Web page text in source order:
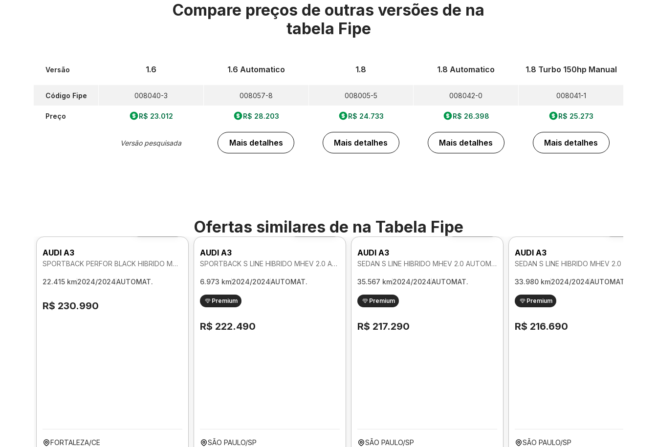
Compare preços de outras versões de na
tabela Fipe
Versão
Código Fipe
Preço
1.6
008040-3
R$ 23.012
Versão pesquisada
1.6 Automatico
008057-8
R$ 28.203
Mais detalhes
1.8
008005-5
R$ 24.733
Mais detalhes
1.8 Automatico
008042-0
R$ 26.398
Mais detalhes
1.8 Turbo 150hp Manual
008041-1
R$ 25.273
Mais detalhes
Ofertas similares de na Tabela Fipe
AUDI A3
SPORTBACK PERFOR BLACK HIBRIDO MHEV 2.0 AUTOMATICO
22.415 km2024/2024AUTOMAT.
R$ 230.990
FORTALEZA/CE
Foto 360º
AUDI A3
SPORTBACK S LINE HIBRIDO MHEV 2.0 AUTOMATICO
6.973 km2024/2024AUTOMAT.
Premium
R$ 222.490
SÃO PAULO/SP
Foto 360º
AUDI A3
SEDAN S LINE HIBRIDO MHEV 2.0 AUTOMATICO
35.567 km2024/2024AUTOMAT.
Premium
R$ 217.290
SÃO PAULO/SP
AUDI A3
33.980 km2024/2024AUTOMAT.
Premium
R$ 216.690
SÃO PAULO/SP